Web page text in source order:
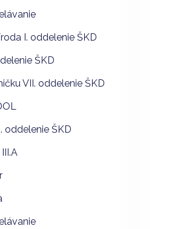
I. oddelenie ŠKD
ŠKD
VII. oddelenie ŠKD
oddelenie ŠKD